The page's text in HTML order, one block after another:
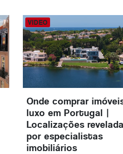
Onde comprar
luxo em Portugal |
Localizações
por especialistas
imobiliários